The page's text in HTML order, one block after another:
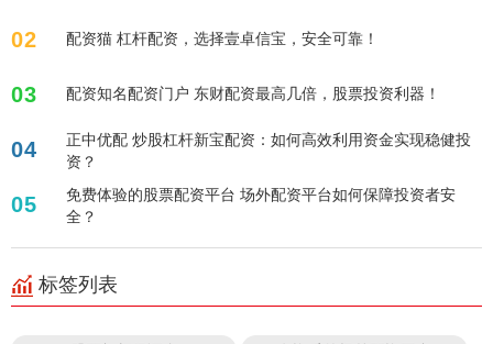
02 配资猫 杠杆配资，选择壹卓信宝，安全可靠！
03 配资知名配资门户 东财配资最高几倍，股票投资利器！
04
正中优配 炒股杠杆新宝配资：如何高效利用资金实现稳健投
资？
05
免费体验的股票配资平台 场外配资平台如何保障投资者安
全？
标签列表